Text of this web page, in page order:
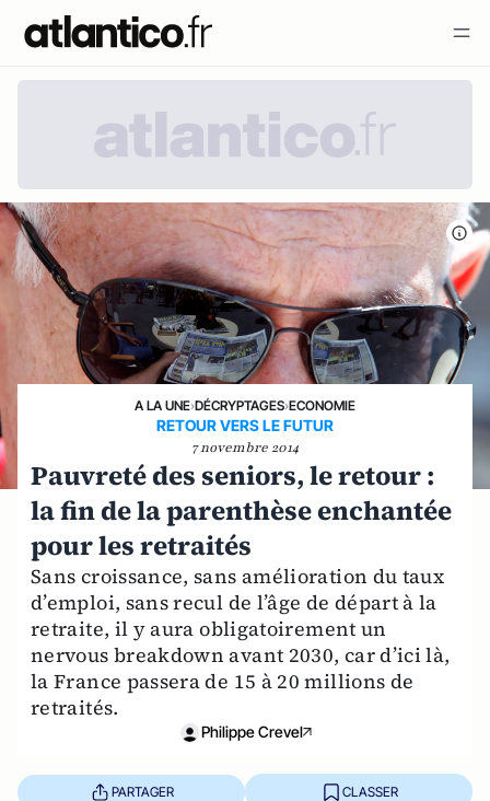
A LA UNE›DÉCRYPTAGES›ECONOMIE
RETOUR VERS LE FUTUR
7 novembre 2014
Pauvreté des seniors, le retour :
la fin de la parenthèse enchantée
pour les retraités
Sans croissance, sans amélioration du taux
d’emploi, sans recul de l’âge de départ à la
retraite, il y aura obligatoirement un
nervous breakdown avant 2030, car d’ici là,
la France passera de 15 à 20 millions de
retraités.
Philippe Crevel
PARTAGER CLASSER